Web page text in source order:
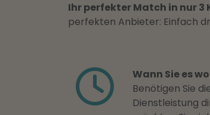
Ihr perfekter Match in nur 3
perfekten Anbieter: Einfach
Wann Sie es
Benötigen Sie
Dienstleistung